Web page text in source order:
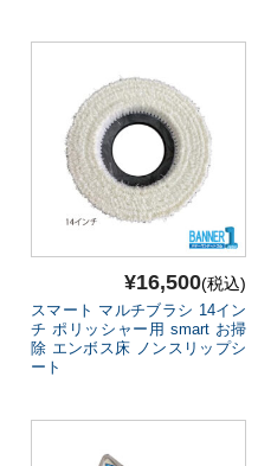
¥16,500(税込)
スマート マルチブラシ 14イン
チ ポリッシャー用 smart お掃
除 エンボス床 ノンスリップシ
ート